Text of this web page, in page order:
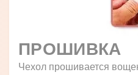
ПРОШИВКА
Чехол прошивается